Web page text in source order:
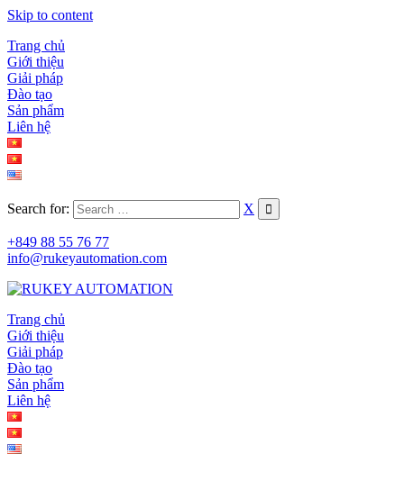
Skip to content
Trang chủ
Giới thiệu
Giải pháp
Đào tạo
Sản phẩm
Liên hệ
Search for: X
+849 88 55 76 77
info@rukeyautomation.com
Trang chủ
Giới thiệu
Giải pháp
Đào tạo
Sản phẩm
Liên hệ